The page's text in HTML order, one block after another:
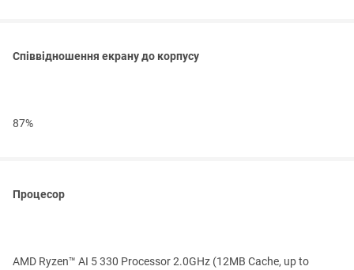
Співвідношення екрану до корпусу
87%
Процесор
AMD Ryzen™ AI 5 330 Processor 2.0GHz (12MB Cache, up to